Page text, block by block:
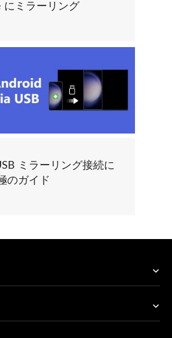
にミラーリング
ミラーリング接続に
のガイド